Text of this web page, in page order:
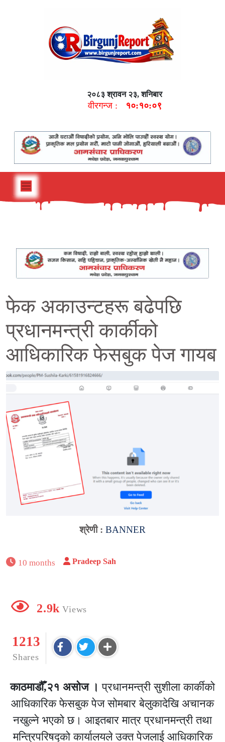
२०८३ श्रावन २३, शनिबार
वीरगन्ज : १०:१०:१०
फेक अकाउन्टहरू बढेपछि
प्रधानमन्त्री कार्कीको
आधिकारिक फेसबुक पेज गायब
श्रेणी : BANNER
10 months Pradeep Sah
2.9k Views
1213
Shares
काठमाडौँ,२१ असाेज । प्रधानमन्त्री सुशीला कार्कीको
आधिकारिक फेसबुक पेज सोमबार बेलुकादेखि अचानक
नखुल्ने भएको छ। आइतबार मात्र प्रधानमन्त्री तथा
मन्त्रिपरिषद्को कार्यालयले उक्त पेजलाई आधिकारिक